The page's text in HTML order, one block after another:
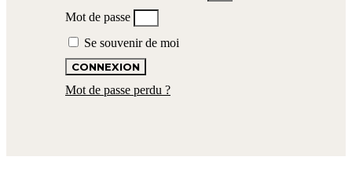
Mot de passe
Se souvenir de moi
CONNEXION
Mot de passe perdu ?